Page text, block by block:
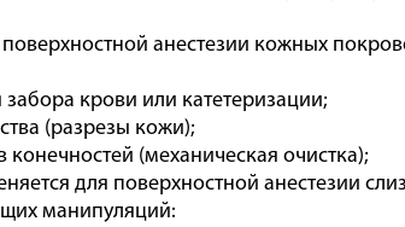
анестезии кожных
крови или катетеризации;
(разрезы кожи);
(механическая очистка);
для поверхностной анестезии
манипуляций: